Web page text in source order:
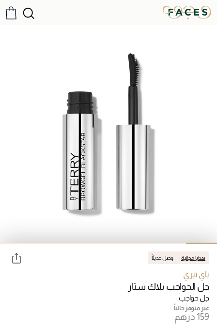
هدايا مجانية وصل حديثاً
باي تيري
جل الحواجب بلاك ستار
جل حواجب
غير متوفر حالياً